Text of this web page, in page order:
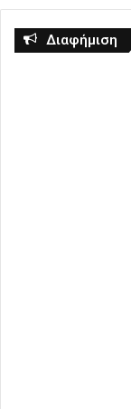
Διαφήμιση